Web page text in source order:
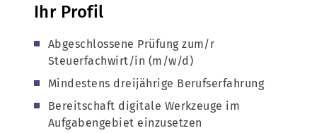
Ihr Profil
Abgeschlossene Prüfung zum/r
Steuerfachwirt/in (m/w/d)
Mindestens dreijährige Berufserfahrung
Bereitschaft digitale Werkzeuge im
Aufgabengebiet einzusetzen